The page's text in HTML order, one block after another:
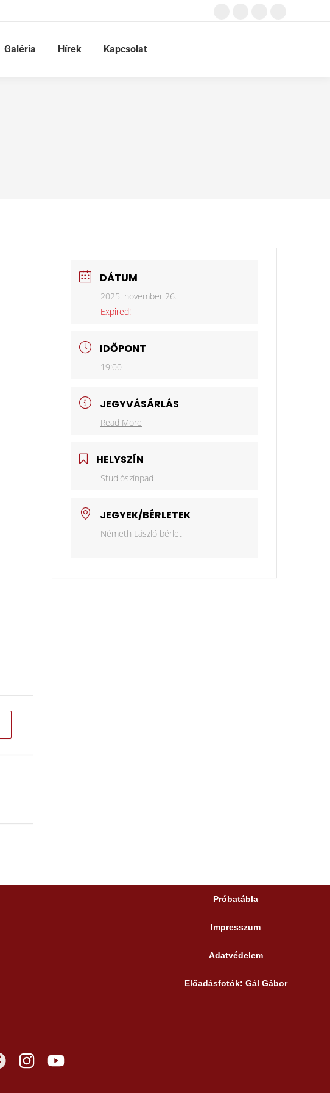
Galéria Hírek Kapcsolat
DÁTUM
2025. november 26.
Expired!
IDŐPONT
19:00
JEGYVÁSÁRLÁS
Read More
HELYSZÍN
Studiószínpad
JEGYEK/BÉRLETEK
Németh László bérlet
Próbatábla
Impresszum
Adatvédelem
Előadásfotók: Gál Gábor